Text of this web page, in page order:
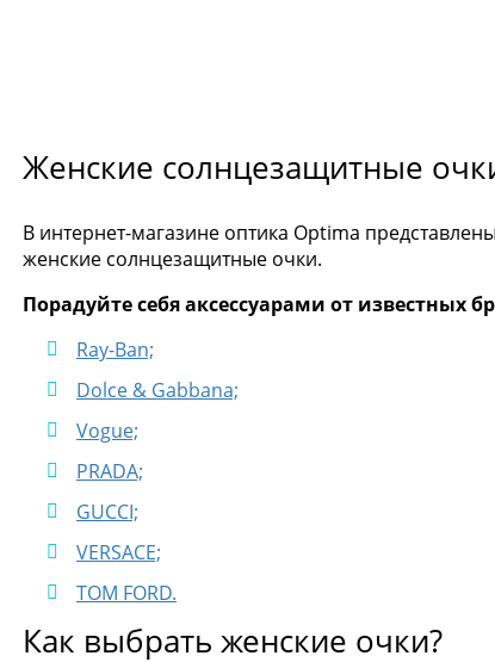
Женские солнцезащитные
В интернет-магазине оптика Optima
женские солнцезащитные очки.
Порадуйте себя аксессуарами от известных
Ray-Ban;
Dolce & Gabbana;
Vogue;
PRADA;
GUCCI;
VERSACE;
TOM FORD.
Как выбрать женские очки?